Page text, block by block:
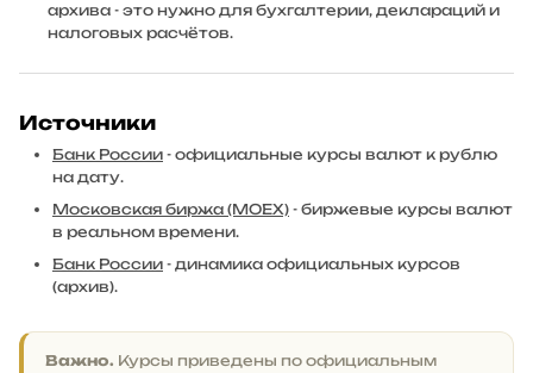
архива - это нужно для бухгалтерии, деклараций и
налоговых расчётов.
Источники
Банк России - официальные курсы валют к рублю
на дату.
Московская биржа (MOEX) - биржевые курсы валют
в реальном времени.
Банк России - динамика официальных курсов
(архив).
Важно. Курсы приведены по официальным